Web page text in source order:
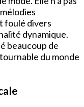
foulé divers
dynamique.
beaucoup de
du monde